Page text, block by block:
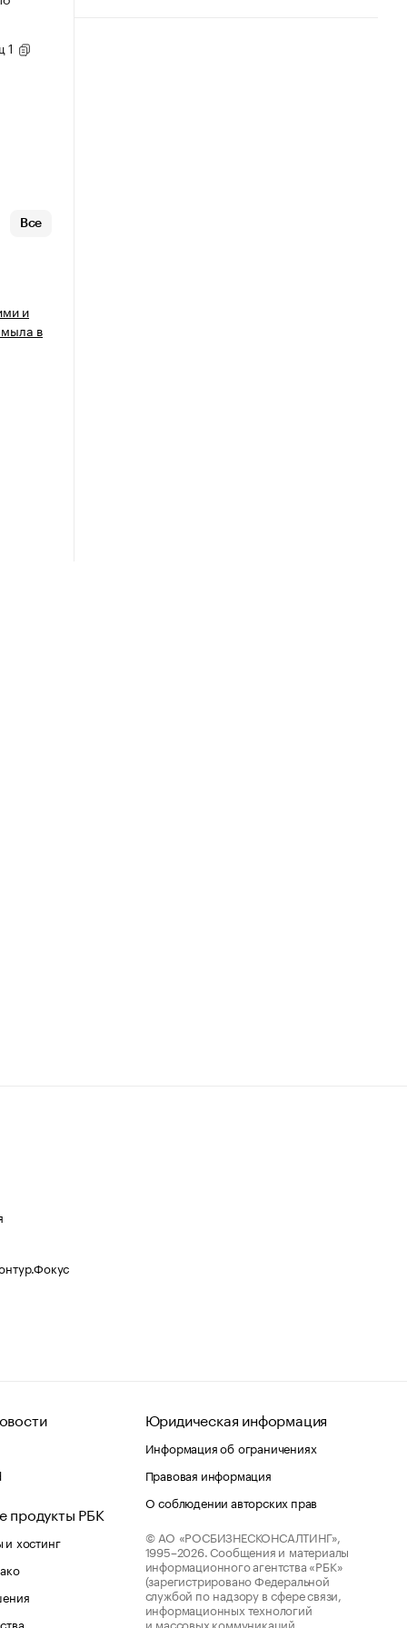
1
Все
и
в
продукты РБК
хостинг
Юридическая информация
Информация об ограничениях
Правовая информация
О соблюдении авторских прав
© АО «РОСБИЗНЕСКОНСАЛТИНГ»,
1995–2026. Сообщения и материалы
информационного агентства «РБК»
(зарегистрировано Федеральной
службой по надзору в сфере связи,
информационных технологий
и массовых коммуникаций